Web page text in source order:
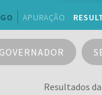
GO APURAÇÃO
GOVERNADOR
Resultados